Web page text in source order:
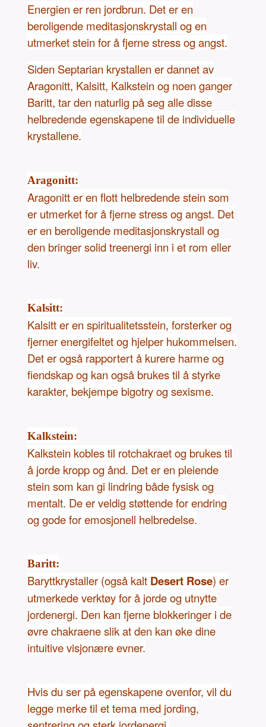
Energien er ren jordbrun. Det er en
beroligende meditasjonskrystall og en
utmerket stein for å fjerne stress og angst.
Siden Septarian krystallen er dannet av
Aragonitt, Kalsitt, Kalkstein og noen ganger
Baritt, tar den naturlig på seg alle disse
helbredende egenskapene til de individuelle
krystallene.
Aragonitt:
Aragonitt er en flott helbredende stein som
er utmerket for å fjerne stress og angst. Det
er en beroligende meditasjonskrystall og
den bringer solid treenergi inn i et rom eller
liv.
Kalsitt:
Kalsitt er en spiritualitetsstein, forsterker og
fjerner energifeltet og hjelper hukommelsen.
Det er også rapportert å kurere harme og
fiendskap og kan også brukes til å styrke
karakter, bekjempe bigotry og sexisme.
Kalkstein:
Kalkstein kobles til rotchakraet og brukes til
å jorde kropp og ånd. Det er en pleiende
stein som kan gi lindring både fysisk og
mentalt. De er veldig støttende for endring
og gode for emosjonell helbredelse.
Baritt:
Baryttkrystaller (også kalt Desert Rose) er
utmerkede verktøy for å jorde og utnytte
jordenergi. Den kan fjerne blokkeringer i de
øvre chakraene slik at den kan øke dine
intuitive visjonære evner.
Hvis du ser på egenskapene ovenfor, vil du
legge merke til et tema med jording,